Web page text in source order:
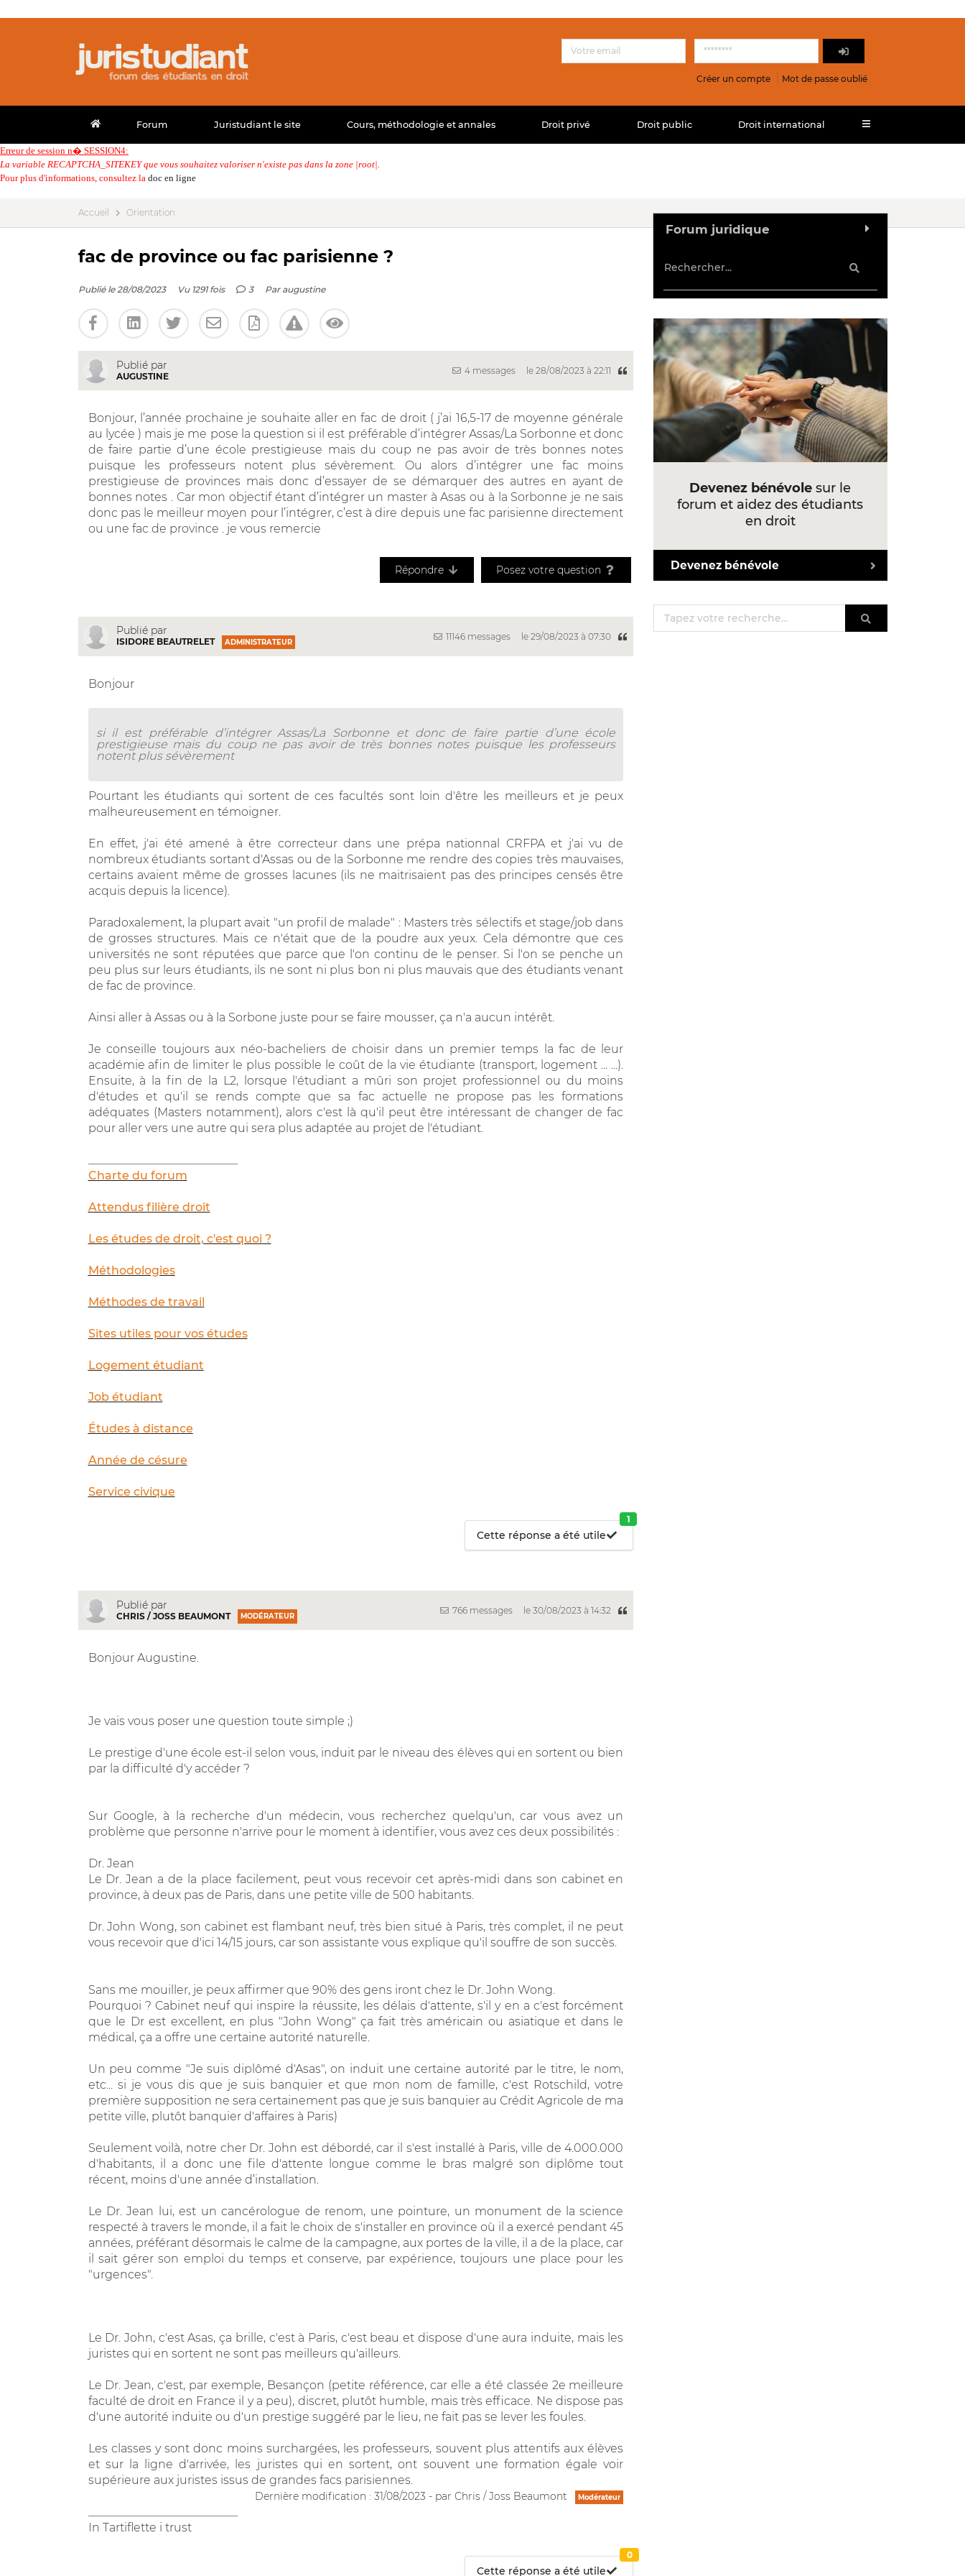
Créer un compte Mot de passe oublié
Forum Juristudiant le site Cours, méthodologie et annales Droit privé Droit public Droit international
Erreur de session n� SESSION4:
La variable RECAPTCHA_SITEKEY que vous souhaitez valoriser n'existe pas dans la zone |root|.
Pour plus d'informations, consultez la doc en ligne
Accueil Orientation
fac de province ou fac parisienne ?
Publié le 28/08/2023 Vu 1291 fois 3 Par augustine
Publié par
AUGUSTINE
4 messages le 28/08/2023 à 22:11
Bonjour, l’année prochaine je souhaite aller en fac de droit ( j’ai 16,5-17 de moyenne générale
au lycée ) mais je me pose la question si il est préférable d’intégrer Assas/La Sorbonne et donc
de faire partie d’une école prestigieuse mais du coup ne pas avoir de très bonnes notes
puisque les professeurs notent plus sévèrement. Ou alors d’intégrer une fac moins
prestigieuse de provinces mais donc d’essayer de se démarquer des autres en ayant de
bonnes notes . Car mon objectif étant d’intégrer un master à Asas ou à la Sorbonne je ne sais
donc pas le meilleur moyen pour l’intégrer, c’est à dire depuis une fac parisienne directement
ou une fac de province . je vous remercie
Répondre Posez votre question
Publié par
ISIDORE BEAUTRELET ADMINISTRATEUR
11146 messages le 29/08/2023 à 07:30
Bonjour
si il est préférable d’intégrer Assas/La Sorbonne et donc de faire partie d’une école
prestigieuse mais du coup ne pas avoir de très bonnes notes puisque les professeurs
notent plus sévèrement
Pourtant les étudiants qui sortent de ces facultés sont loin d'être les meilleurs et je peux
malheureusement en témoigner.
En effet, j'ai été amené à être correcteur dans une prépa nationnal CRFPA et j'ai vu de
nombreux étudiants sortant d'Assas ou de la Sorbonne me rendre des copies très mauvaises,
certains avaient même de grosses lacunes (ils ne maitrisaient pas des principes censés être
acquis depuis la licence).
Paradoxalement, la plupart avait "un profil de malade" : Masters très sélectifs et stage/job dans
de grosses structures. Mais ce n'était que de la poudre aux yeux. Cela démontre que ces
universités ne sont réputées que parce que l'on continu de le penser. Si l'on se penche un
peu plus sur leurs étudiants, ils ne sont ni plus bon ni plus mauvais que des étudiants venant
de fac de province.
Ainsi aller à Assas ou à la Sorbone juste pour se faire mousser, ça n'a aucun intérêt.
Je conseille toujours aux néo-bacheliers de choisir dans un premier temps la fac de leur
académie afin de limiter le plus possible le coût de la vie étudiante (transport, logement ... ...).
Ensuite, à la fin de la L2, lorsque l'étudiant a mûri son projet professionnel ou du moins
d'études et qu'il se rends compte que sa fac actuelle ne propose pas les formations
adéquates (Masters notamment), alors c'est là qu'il peut être intéressant de changer de fac
pour aller vers une autre qui sera plus adaptée au projet de l'étudiant.
Charte du forum
Attendus filière droit
Les études de droit, c'est quoi ?
Méthodologies
Méthodes de travail
Sites utiles pour vos études
Logement étudiant
Job étudiant
Études à distance
Année de césure
Service civique
Cette réponse a été utile
1
Publié par
CHRIS / JOSS BEAUMONT MODÉRATEUR
766 messages le 30/08/2023 à 14:32
Bonjour Augustine.
Je vais vous poser une question toute simple ;)
Le prestige d'une école est-il selon vous, induit par le niveau des élèves qui en sortent ou bien
par la difficulté d'y accéder ?
Sur Google, à la recherche d'un médecin, vous recherchez quelqu'un, car vous avez un
problème que personne n'arrive pour le moment à identifier, vous avez ces deux possibilités :
Dr. Jean
Le Dr. Jean a de la place facilement, peut vous recevoir cet après-midi dans son cabinet en
province, à deux pas de Paris, dans une petite ville de 500 habitants.
Dr. John Wong, son cabinet est flambant neuf, très bien situé à Paris, très complet, il ne peut
vous recevoir que d'ici 14/15 jours, car son assistante vous explique qu'il souffre de son succès.
Sans me mouiller, je peux affirmer que 90% des gens iront chez le Dr. John Wong.
Pourquoi ? Cabinet neuf qui inspire la réussite, les délais d'attente, s'il y en a c'est forcément
que le Dr est excellent, en plus "John Wong" ça fait très américain ou asiatique et dans le
médical, ça a offre une certaine autorité naturelle.
Un peu comme "Je suis diplômé d'Asas", on induit une certaine autorité par le titre, le nom,
etc... si je vous dis que je suis banquier et que mon nom de famille, c'est Rotschild, votre
première supposition ne sera certainement pas que je suis banquier au Crédit Agricole de ma
petite ville, plutôt banquier d'affaires à Paris)
Seulement voilà, notre cher Dr. John est débordé, car il s'est installé à Paris, ville de 4.000.000
d'habitants, il a donc une file d'attente longue comme le bras malgré son diplôme tout
récent, moins d'une année d’installation.
Le Dr. Jean lui, est un cancérologue de renom, une pointure, un monument de la science
respecté à travers le monde, il a fait le choix de s'installer en province où il a exercé pendant 45
années, préférant désormais le calme de la campagne, aux portes de la ville, il a de la place, car
il sait gérer son emploi du temps et conserve, par expérience, toujours une place pour les
"urgences".
Le Dr. John, c'est Asas, ça brille, c'est à Paris, c'est beau et dispose d'une aura induite, mais les
juristes qui en sortent ne sont pas meilleurs qu'ailleurs.
Le Dr. Jean, c'est, par exemple, Besançon (petite référence, car elle a été classée 2e meilleure
faculté de droit en France il y a peu), discret, plutôt humble, mais très efficace. Ne dispose pas
d'une autorité induite ou d'un prestige suggéré par le lieu, ne fait pas se lever les foules.
Les classes y sont donc moins surchargées, les professeurs, souvent plus attentifs aux élèves
et sur la ligne d'arrivée, les juristes qui en sortent, ont souvent une formation égale voir
supérieure aux juristes issus de grandes facs parisiennes.
Dernière modification : 31/08/2023 - par Chris / Joss Beaumont Modérateur
In Tartiflette i trust
Cette réponse a été utile
0
Forum juridique
Devenez bénévole sur le
forum et aidez des étudiants
en droit
Devenez bénévole